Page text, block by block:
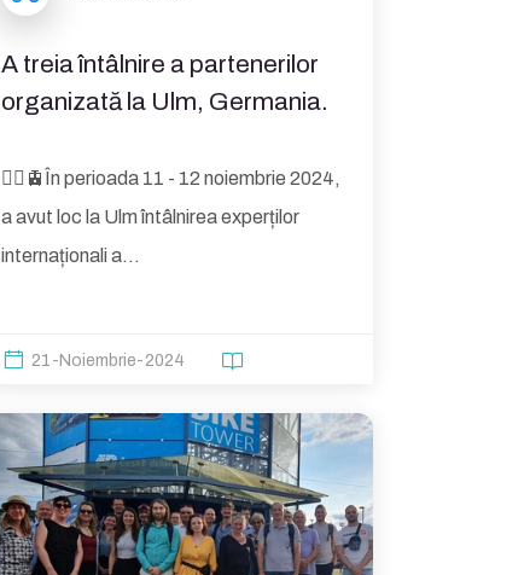
A treia întâlnire a partenerilor
organizată la Ulm, Germania.
🚴‍♀️🚊În perioada 11 - 12 noiembrie 2024,
a avut loc la Ulm întâlnirea experților
internaționali a...
21-Noiembrie-2024